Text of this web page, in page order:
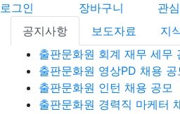
로그인 장바구니 관
공지사항
보도자료
지
출판문화원 회계 재무 세무
출판문화원 영상PD 채용
출판문화원 인턴 채용 공모
출판문화원 경력직 마케터